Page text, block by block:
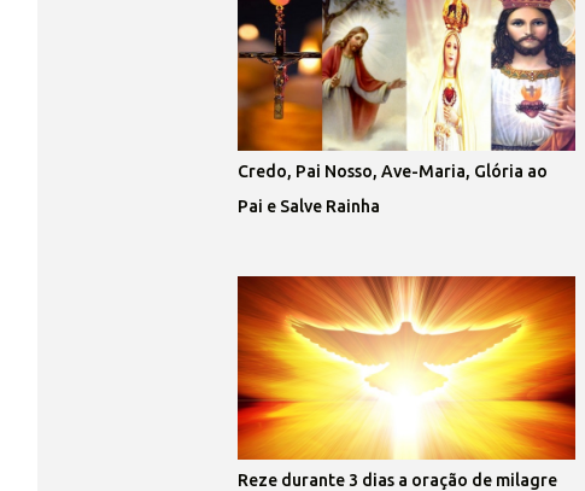
Credo, Pai Nosso, Ave-Maria, Glória ao
Pai e Salve Rainha
Reze durante 3 dias a oração de milagre